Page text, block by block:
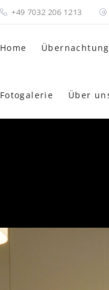
+49 7032 206 1213
Home Übernachtung
Fotogalerie Über